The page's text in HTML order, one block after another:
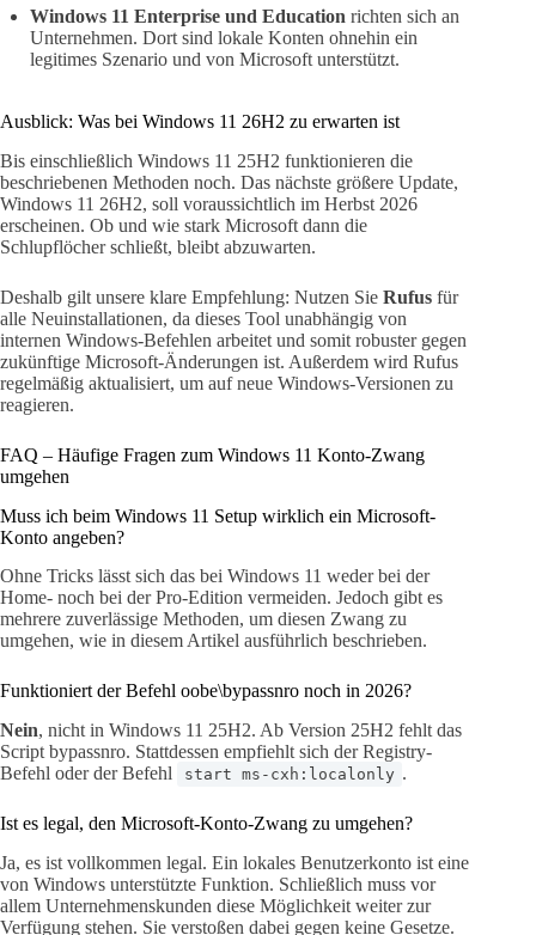
Windows 11 Enterprise und Education richten sich an
Unternehmen. Dort sind lokale Konten ohnehin ein
legitimes Szenario und von Microsoft unterstützt.
Ausblick: Was bei Windows 11 26H2 zu erwarten ist
Bis einschließlich Windows 11 25H2 funktionieren die
beschriebenen Methoden noch. Das nächste größere Update,
Windows 11 26H2, soll voraussichtlich im Herbst 2026
erscheinen. Ob und wie stark Microsoft dann die
Schlupflöcher schließt, bleibt abzuwarten.
Deshalb gilt unsere klare Empfehlung: Nutzen Sie Rufus für
alle Neuinstallationen, da dieses Tool unabhängig von
internen Windows-Befehlen arbeitet und somit robuster gegen
zukünftige Microsoft-Änderungen ist. Außerdem wird Rufus
regelmäßig aktualisiert, um auf neue Windows-Versionen zu
reagieren.
FAQ – Häufige Fragen zum Windows 11 Konto-Zwang
umgehen
Muss ich beim Windows 11 Setup wirklich ein Microsoft-
Konto angeben?
Ohne Tricks lässt sich das bei Windows 11 weder bei der
Home- noch bei der Pro-Edition vermeiden. Jedoch gibt es
mehrere zuverlässige Methoden, um diesen Zwang zu
umgehen, wie in diesem Artikel ausführlich beschrieben.
Funktioniert der Befehl oobe\bypassnro noch in 2026?
Nein, nicht in Windows 11 25H2. Ab Version 25H2 fehlt das
Script bypassnro. Stattdessen empfiehlt sich der Registry-
Befehl oder der Befehl
start ms-cxh:localonly .
Ist es legal, den Microsoft-Konto-Zwang zu umgehen?
Ja, es ist vollkommen legal. Ein lokales Benutzerkonto ist eine
von Windows unterstützte Funktion. Schließlich muss vor
allem Unternehmenskunden diese Möglichkeit weiter zur
Verfügung stehen. Sie verstoßen dabei gegen keine Gesetze.